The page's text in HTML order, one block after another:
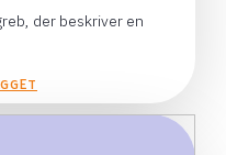
der beskriver en